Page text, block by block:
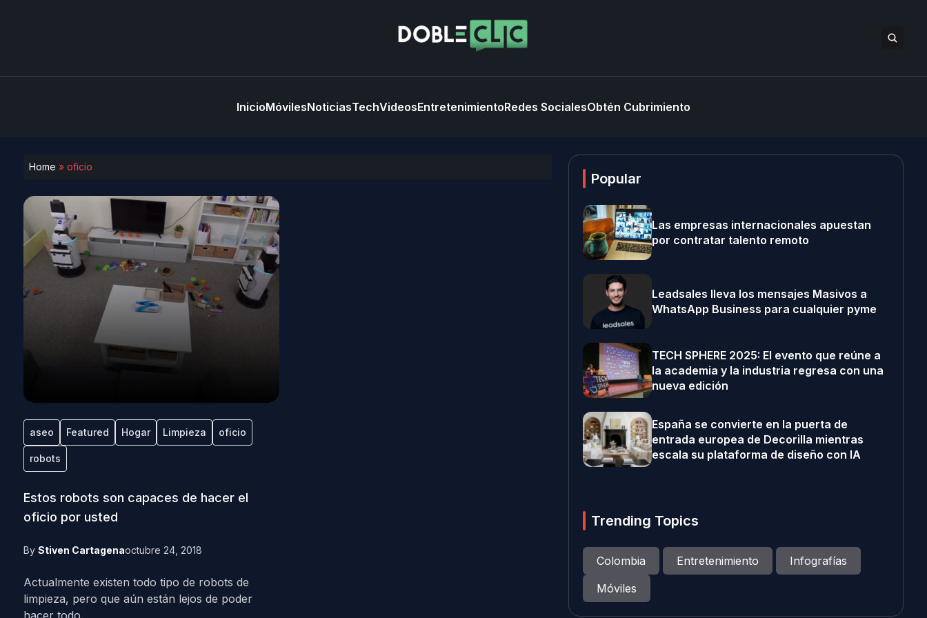
InicioMóvilesNoticiasTechVideosEntretenimientoRedes SocialesObtén Cubrimiento
Home » oficio
aseo Featured Hogar Limpieza oficio
robots
Estos robots son capaces de hacer el
oficio por usted
By Stiven Cartagenaoctubre 24, 2018
Actualmente existen todo tipo de robots de
limpieza, pero que aún están lejos de poder
hacer todo...
Popular
Las empresas internacionales apuestan
por contratar talento remoto
Leadsales lleva los mensajes Masivos a
WhatsApp Business para cualquier pyme
TECH SPHERE 2025: El evento que reúne a
la academia y la industria regresa con una
nueva edición
España se convierte en la puerta de
entrada europea de Decorilla mientras
escala su plataforma de diseño con IA
Trending Topics
Colombia Entretenimiento
Infografías
Móviles